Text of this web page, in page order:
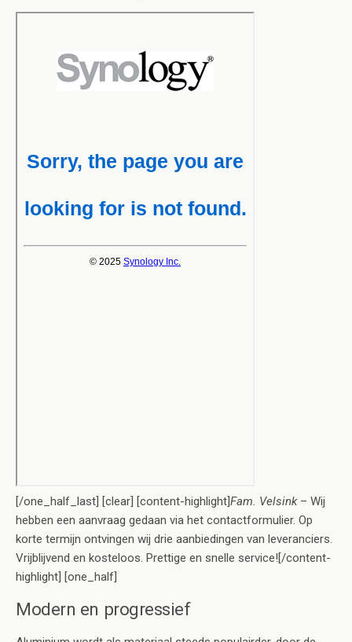
[/one_half_last] [clear] [content-highlight]Fam. Velsink– Wij
hebben een aanvraag gedaan via het contactformulier. Op
korte termijn ontvingen wij drie aanbiedingen van leveranciers.
Vrijblijvend en kosteloos. Prettige en snelle service![/content-
highlight] [one_half]
Modern en progressief